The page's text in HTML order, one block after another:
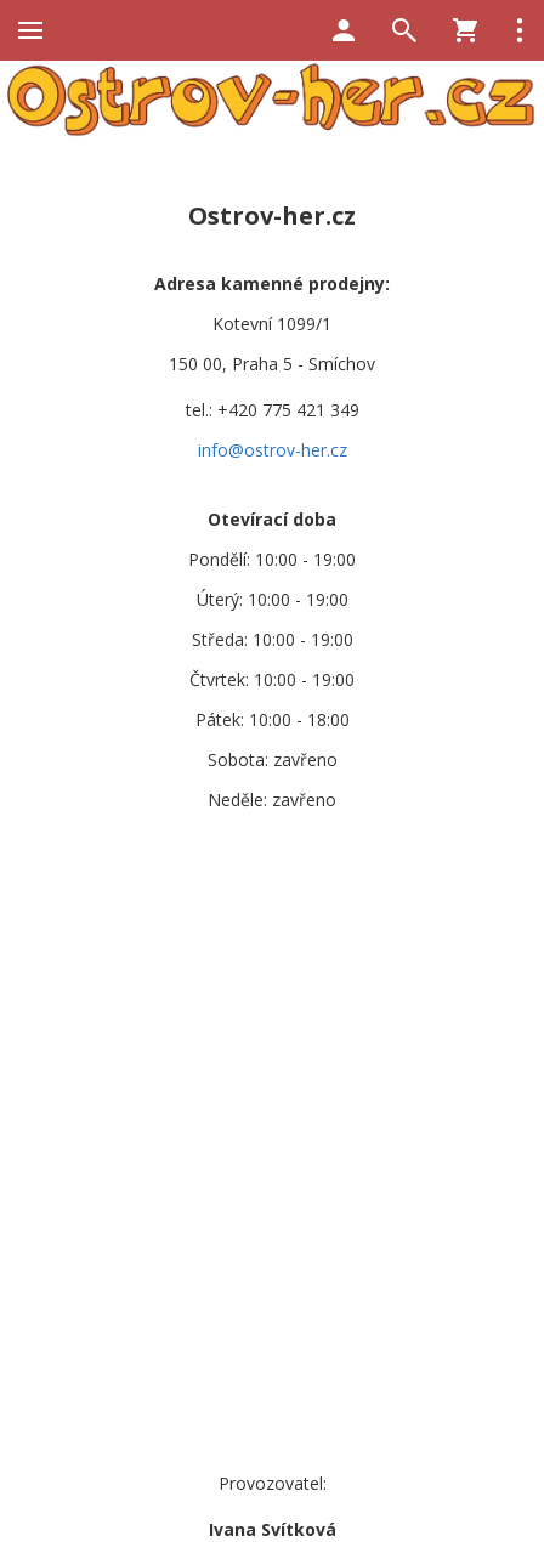
Ostrov-her.cz
Adresa kamenné prodejny:
Kotevní 1099/1
150 00, Praha 5 - Smíchov
tel.: +420 775 421 349
info@ostrov-her.cz
Otevírací doba
Pondělí: 10:00 - 19:00
Úterý: 10:00 - 19:00
Středa: 10:00 - 19:00
Čtvrtek: 10:00 - 19:00
Pátek: 10:00 - 18:00
Sobota: zavřeno
Neděle: zavřeno
Provozovatel:
Ivana Svítková